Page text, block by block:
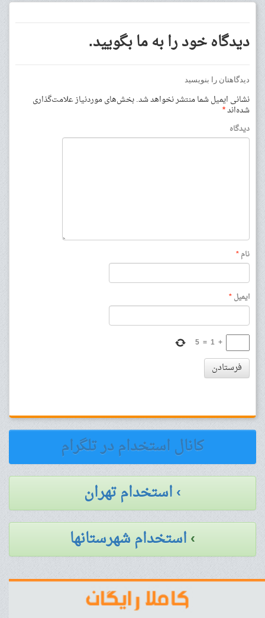
دیدگاه خود را به ما بگویید.
دیدگاهتان را بنویسید
نشانی ایمیل شما منتشر نخواهد شد.بخش‌های موردنیاز علامت‌گذاری
شده‌اند*
دیدگاه
نام*
ایمیل*
+
1
=
5
فرستادن
کانال استخدام در تلگرام
› استخدام تهران
›استخدام شهرستانها